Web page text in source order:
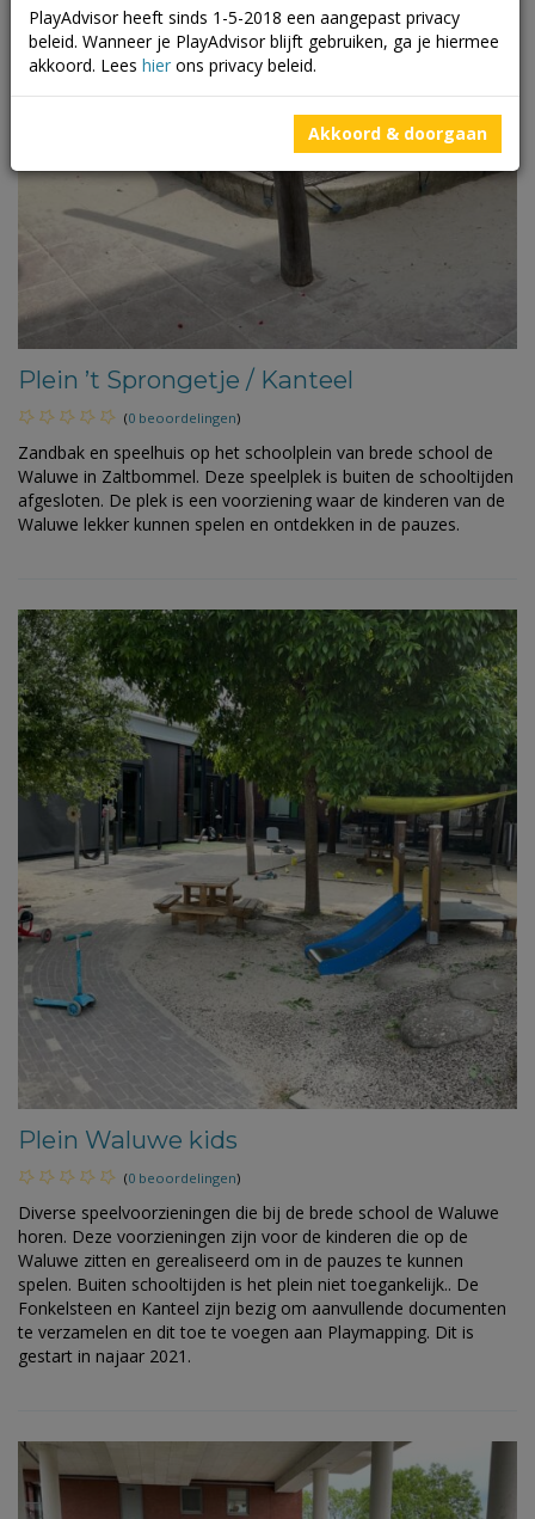
Plein ’t Sprongetje / Kanteel
(0 beoordelingen)
Zandbak en speelhuis op het schoolplein van brede school de
Waluwe in Zaltbommel. Deze speelplek is buiten de schooltijden
afgesloten. De plek is een voorziening waar de kinderen van de
Waluwe lekker kunnen spelen en ontdekken in de pauzes.
Plein Waluwe kids
(0 beoordelingen)
Diverse speelvoorzieningen die bij de brede school de Waluwe
horen. Deze voorzieningen zijn voor de kinderen die op de
Waluwe zitten en gerealiseerd om in de pauzes te kunnen
spelen. Buiten schooltijden is het plein niet toegankelijk.. De
Fonkelsteen en Kanteel zijn bezig om aanvullende documenten
te verzamelen en dit toe te voegen aan Playmapping. Dit is
gestart in najaar 2021.
PlayAdvisor heeft sinds 1-5-2018 een aangepast privacy
beleid. Wanneer je PlayAdvisor blijft gebruiken, ga je hiermee
akkoord. Lees hier ons privacy beleid.
Akkoord & doorgaan